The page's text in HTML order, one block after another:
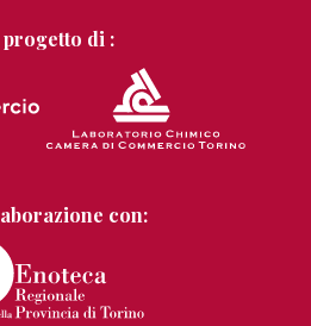
progetto di :
con: